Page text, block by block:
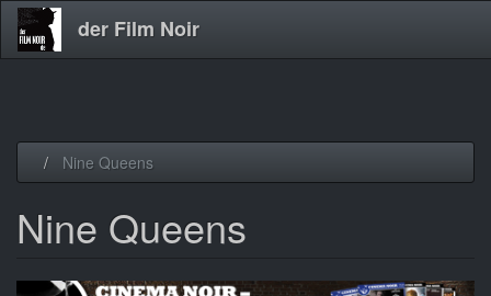
der Film Noir
Nine Queens
Nine Queens